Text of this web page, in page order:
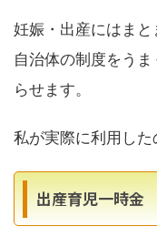
妊娠・出産にはま
自治体の制度をう
らせます。
私が実際に利用し
出産育児一時金